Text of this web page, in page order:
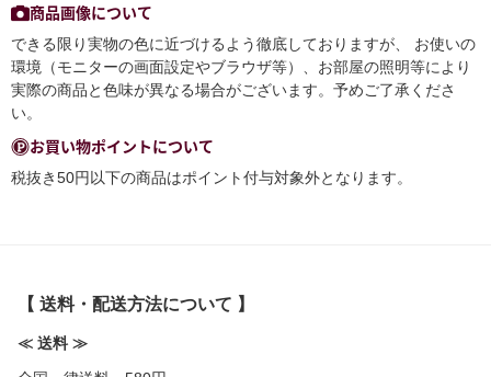
商品画像について
できる限り実物の色に近づけるよう徹底しておりますが、 お使いの
環境（モニターの画面設定やブラウザ等）、お部屋の照明等により
実際の商品と色味が異なる場合がございます。予めご了承くださ
い。
お買い物ポイントについて
税抜き50円以下の商品はポイント付与対象外となります。
【 送料・配送方法について 】
≪ 送料 ≫